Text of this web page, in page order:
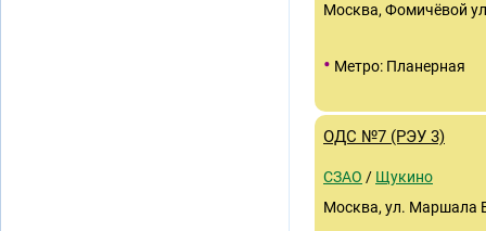
Москва, Фомичёвой
• Метро: Планерная
ОДС №7 (РЭУ 3)
СЗАО / Щукино
Москва, ул. Маршала